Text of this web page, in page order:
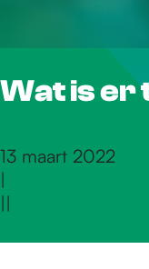
Wat is er
13 maart 2022
|
||